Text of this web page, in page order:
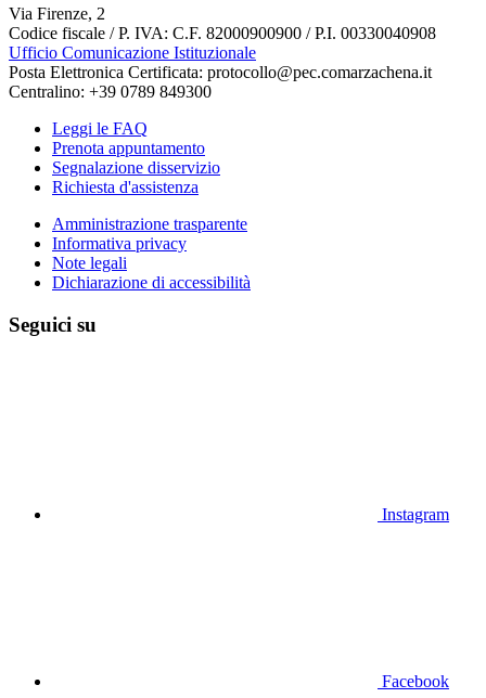
Via Firenze, 2
Codice fiscale / P. IVA: C.F. 82000900900 / P.I. 00330040908
Ufficio Comunicazione Istituzionale
Posta Elettronica Certificata: protocollo@pec.comarzachena.it
Centralino: +39 0789 849300
Leggi le FAQ
Prenota appuntamento
Segnalazione disservizio
Richiesta d'assistenza
Amministrazione trasparente
Informativa privacy
Note legali
Dichiarazione di accessibilità
Seguici su
Instagram
Facebook